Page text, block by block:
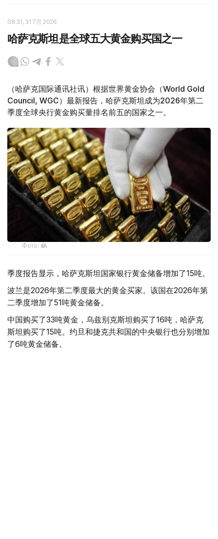
08:31, 31 7月 2026
哈萨克斯坦是全球五大黄金购买国之一
（哈萨克国际通讯社讯）根据世界黄金协会（World Gold
Council, WGC）最新报告，哈萨克斯坦成为2026年第二
季度全球央行黄金购买量排名前五的国家之一。
Фото: ӨзА
季度报告显示，哈萨克斯坦国家银行黄金储备增加了15吨。
波兰是2026年第二季度最大的黄金买家。该国在2026年第
二季度增加了51吨黄金储备。
中国购买了33吨黄金，乌兹别克斯坦购买了16吨，哈萨克
斯坦购买了15吨。约旦和捷克共和国的中央银行也分别增加
了6吨黄金储备。